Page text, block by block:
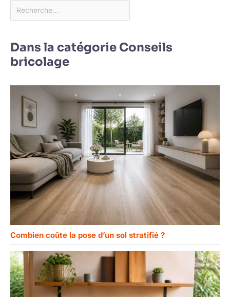
Dans la catégorie Conseils
bricolage
Combien coûte la pose d’un sol stratifié ?